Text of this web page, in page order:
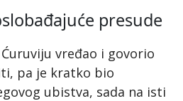
presude
vređao i govorio
pa je kratko bio
ubistva, sada na isti